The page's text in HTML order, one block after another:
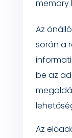
memory
Az
során a
be az
Az